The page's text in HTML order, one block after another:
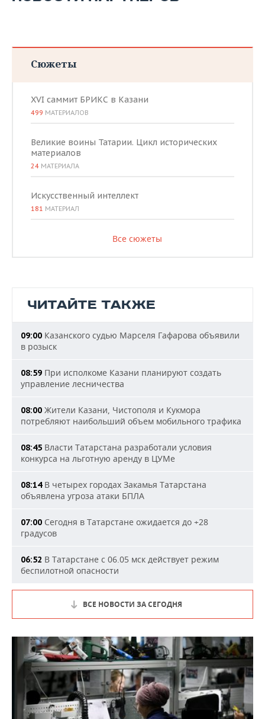
Сюжеты
XVI саммит БРИКС в Казани
499 МАТЕРИАЛОВ
Великие воины Татарии. Цикл исторических
материалов
24 МАТЕРИАЛА
Искусственный интеллект
181 МАТЕРИАЛ
Все сюжеты
ЧИТАЙТЕ ТАКЖЕ
09:00 Казанского судью Марселя Гафарова объявили
в розыск
08:59 При исполкоме Казани планируют создать
управление лесничества
08:00 Жители Казани, Чистополя и Кукмора
потребляют наибольший объем мобильного трафика
08:45 Власти Татарстана разработали условия
конкурса на льготную аренду в ЦУМе
08:14В четырех городах Закамья Татарстана
объявлена угроза атаки БПЛА
07:00 Сегодня в Татарстане ожидается до +28
градусов
06:52 В Татарстане с 06.05 мск действует режим
беспилотной опасности
ВСЕ НОВОСТИ ЗА СЕГОДНЯ